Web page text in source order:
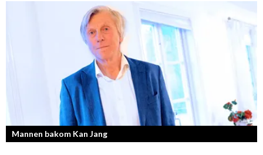
Konstnären som balanserar känslofylld konst med hårt fysiskt arbete.
Mannen bakom Kan Jang